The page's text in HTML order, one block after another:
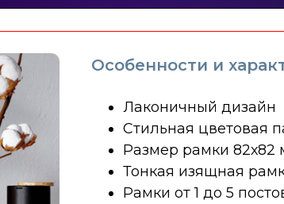
Особенности и
Лаконичный дизайн
Стильная цветовая
Размер рамки 82х82
Тонкая изящная
Рамки от 1 до 5